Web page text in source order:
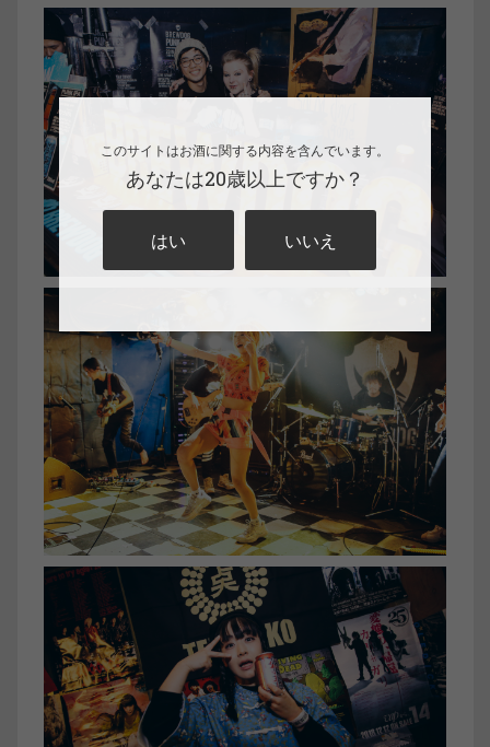
このサイトはお酒に関する内容を含んでいます。
あなたは20歳以上ですか？
はい いいえ